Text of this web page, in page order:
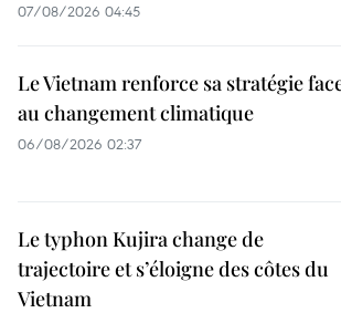
07/08/2026 04:45
Le Vietnam renforce sa stratégie
au changement climatique
06/08/2026 02:37
Le typhon Kujira change de
trajectoire et s’éloigne des côtes du
Vietnam